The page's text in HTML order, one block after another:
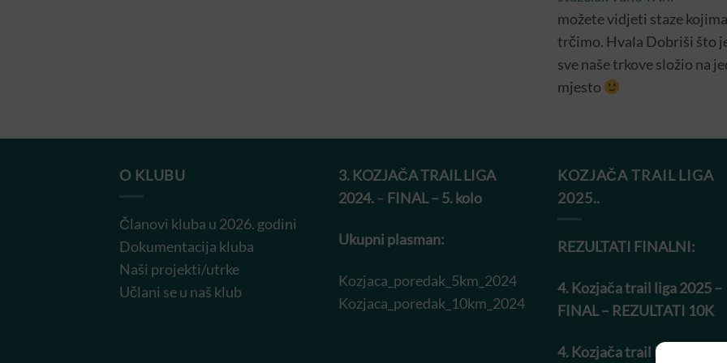
možete vidjeti staze kojima
trčimo. Hvala Dobriši što
sve naše trkove složio na
mjesto
O KLUBU
Članovi kluba u 2026. godini
Dokumentacija kluba
Naši projekti/utrke
Učlani se u naš klub
3. KOZJAČA TRAIL LIGA
2024.– FINAL – 5. kolo
Ukupni plasman:
Kozjaca_poredak_5km_2024
Kozjaca_poredak_10km_2024
KOZJAČA TRAIL LIGA
2025..
REZULTATI FINALNI:
4. Kozjača trail liga 2025 –
FINAL – REZULTATI 10K
4. Kozjača trail liga 2025 –